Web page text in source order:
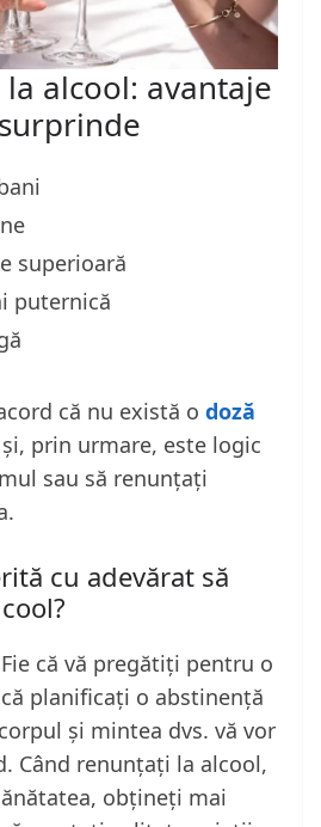
alcool: avantaje
superioară
puternică
că nu există o doză
și, prin urmare, este logic
sau să renunțați
cu adevărat să
că vă pregătiți pentru o
planificați o abstinență
și mintea dvs. vă vor
Când renunțați la alcool,
obțineți mai